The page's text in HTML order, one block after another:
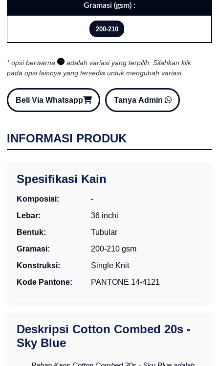
Gramasi (gsm) :
200-210
* opsi berwarna
adalah variasi yang terpilih. Silahkan klik
pada opsi lainnya yang tersedia untuk mengubah variasi.
Beli Via Whatsapp Tanya Admin
INFORMASI PRODUK
Spesifikasi Kain
Komposisi:
-
Lebar:
36 inchi
Bentuk:
Tubular
Gramasi:
200-210 gsm
Konstruksi:
Single Knit
Kode Pantone:
PANTONE 14-4121
Deskripsi Cotton Combed 20s -
Sky Blue